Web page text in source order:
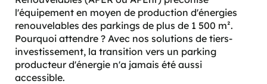
l'équipement en moyen de production d'énergies
renouvelables des parkings de plus de 1 500 m².
Pourquoi attendre ? Avec nos solutions de tiers-
investissement, la transition vers un parking
producteur d'énergie n'a jamais été aussi
accessible.